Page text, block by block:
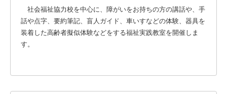
社会福祉協力校を中心に、障がいをお持ちの方の講話や、手
話や点字、要約筆記、盲人ガイド、車いすなどの体験、器具を
装着した高齢者擬似体験などをする福祉実践教室を開催しま
す。